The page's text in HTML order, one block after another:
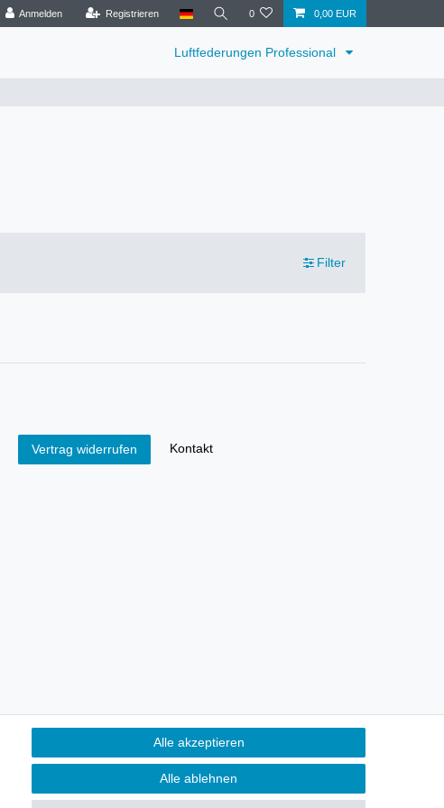
Anmelden Registrieren 0 0,00 EUR
Luftfederungen Professional
Filter
Vertrag widerrufen Kontakt
Alle akzeptieren
Alle ablehnen